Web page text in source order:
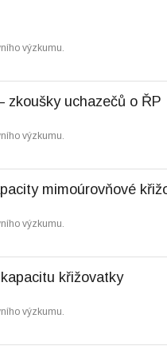
výzkumu.
zkoušky uchazečů o ŘP
výzkumu.
mimoúrovňové
výzkumu.
křižovatky
výzkumu.